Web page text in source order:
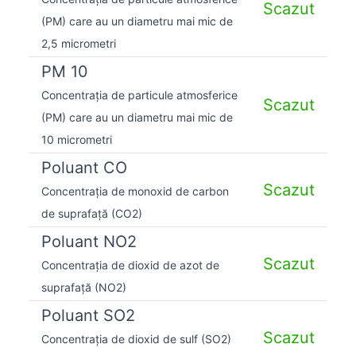
(PM) care au un diametru mai mic de
2,5 micrometri
Scazut
PM 10
Concentrația de particule atmosferice
(PM) care au un diametru mai mic de
10 micrometri
Scazut
Poluant CO
Concentrația de monoxid de carbon
de suprafață (CO2)
Scazut
Poluant NO2
Concentrația de dioxid de azot de
suprafață (NO2)
Scazut
Poluant SO2
Concentrația de dioxid de sulf (SO2)
Scazut